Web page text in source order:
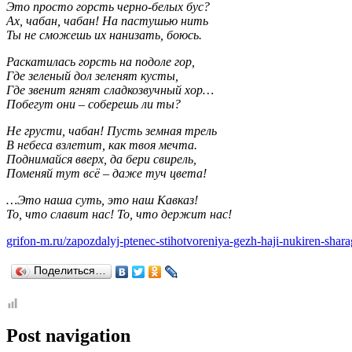
Это просто горсть черно-белых бус?
Ах, чабан, чабан! На пастушью нить
Ты не сможешь их нанизать, боюсь.
Раскатилась горсть на подоле гор,
Где зеленый дол зеленят кусты,
Где звенит ягнят сладкозвучный хор…
Побегут они – соберешь ли ты?
Не грусти, чабан! Пусть земная трель
В небеса взлетит, как твоя мечта.
Поднимайся вверх, да бери свирель,
Поменяй тут всё – даже туч цвета!
…Это наша суть, это наш Кавказ!
То, что славит нас! То, что держит нас!
grifon-m.ru/zapozdalyj-ptenec-stihotvoreniya-gezh-haji-nukiren-
Поделиться…
Post navigation